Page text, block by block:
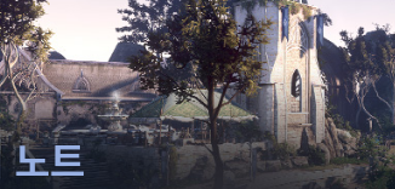
노트